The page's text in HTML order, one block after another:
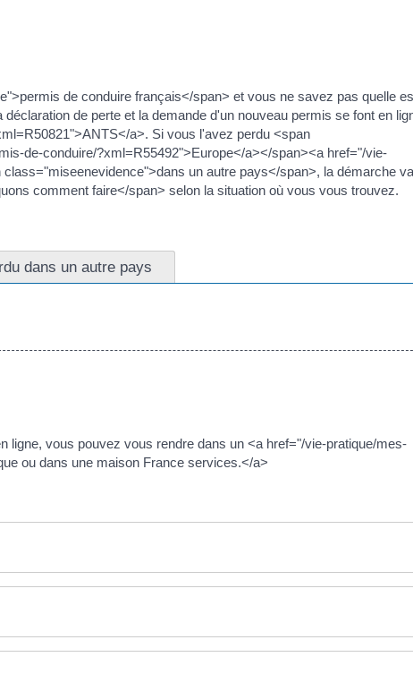
de conduire français</span> et vous ne savez pas quelle
de perte et la demande d'un nouveau permis se font en
a>. Si vous l'avez perdu <span
de-conduire/?xml=R55492">Europe</a></span><a href="/vie-
un autre pays</span>, la démarche
comment faire</span> selon la situation où vous vous trouvez.
dans un autre pays
vous pouvez vous rendre dans un <a href="/vie-pratique/mes-
ou dans une maison France services.</a>